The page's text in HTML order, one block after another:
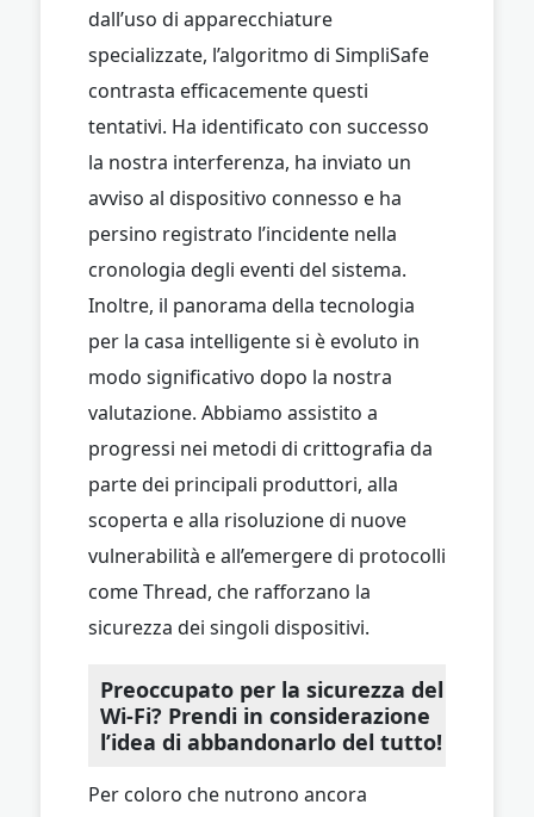
dall’uso di apparecchiature
specializzate, l’algoritmo di SimpliSafe
contrasta efficacemente questi
tentativi. Ha identificato con successo
la nostra interferenza, ha inviato un
avviso al dispositivo connesso e ha
persino registrato l’incidente nella
cronologia degli eventi del sistema.
Inoltre, il panorama della tecnologia
per la casa intelligente si è evoluto in
modo significativo dopo la nostra
valutazione. Abbiamo assistito a
progressi nei metodi di crittografia da
parte dei principali produttori, alla
scoperta e alla risoluzione di nuove
vulnerabilità e all’emergere di protocolli
come Thread, che rafforzano la
sicurezza dei singoli dispositivi.
Preoccupato per la sicurezza del
Wi-Fi? Prendi in considerazione
l’idea di abbandonarlo del tutto!
Per coloro che nutrono ancora